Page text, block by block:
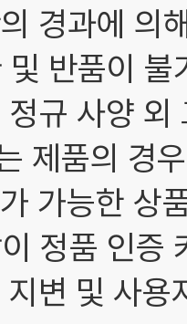
경과에 의
및 반품이 불
규 사양 외
제품의 경
가능한 상
정품 인증
변 및 사용